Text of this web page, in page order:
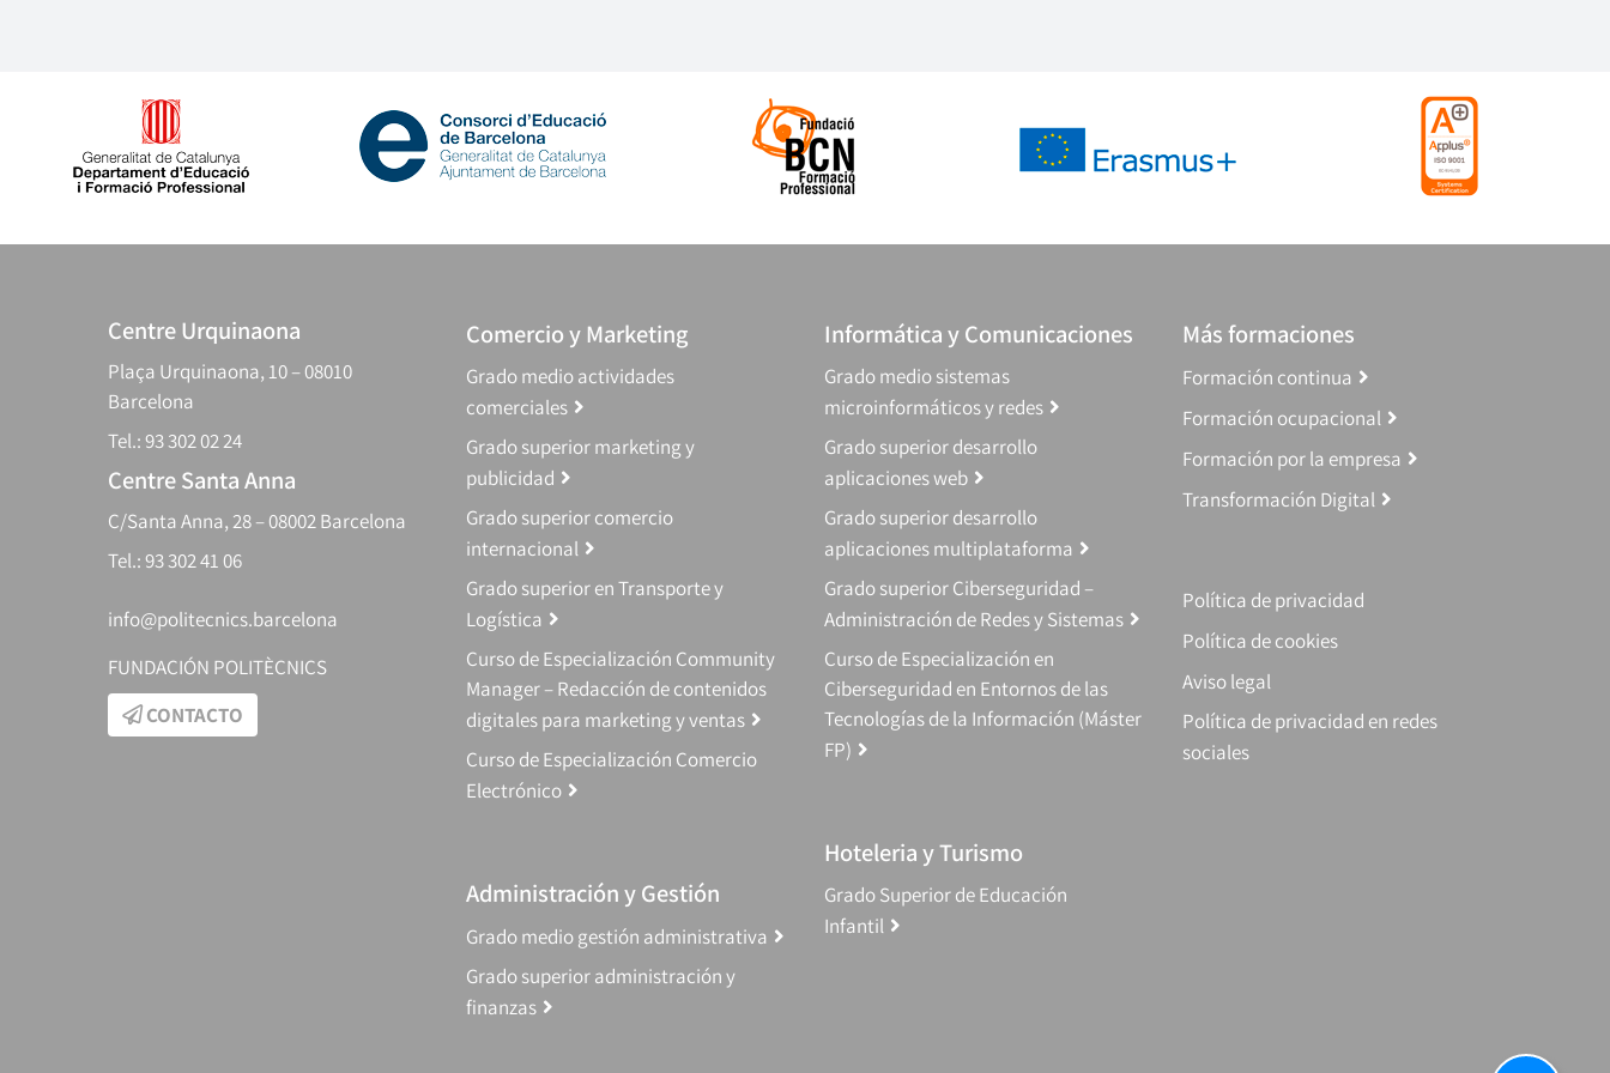
Centre Urquinaona
Plaça Urquinaona, 10 – 08010
Barcelona
Tel.: 93 302 02 24
Centre Santa Anna
C/Santa Anna, 28 – 08002 Barcelona
Tel.: 93 302 41 06
info@politecnics.barcelona
FUNDACIÓN POLITÈCNICS
CONTACTO
Comercio y Marketing
Grado medio actividades
comerciales
Grado superior marketing y
publicidad
Grado superior comercio
internacional
Grado superior en Transporte y
Logística
Curso de Especialización Community
Manager – Redacción de contenidos
digitales para marketing y ventas
Curso de Especialización Comercio
Electrónico
Administración y Gestión
Grado medio gestión administrativa
Grado superior administración y
finanzas
Informática y Comunicaciones
Grado medio sistemas
microinformáticos y redes
Grado superior desarrollo
aplicaciones web
Grado superior desarrollo
aplicaciones multiplataforma
Grado superior Ciberseguridad –
Administración de Redes y Sistemas
Curso de Especialización en
Ciberseguridad en Entornos de las
Tecnologías de la Información (Máster
FP)
Hoteleria y Turismo
Grado Superior de Educación
Infantil
Más formaciones
Formación continua
Formación ocupacional
Formación por la empresa
Transformación Digital
Política de privacidad
Política de cookies
Aviso legal
Política de privacidad en redes
sociales